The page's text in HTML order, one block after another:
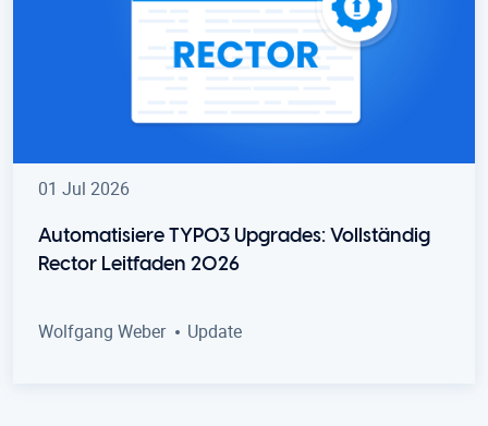
01 Jul 2026
Automatisiere TYPO3 Upgrades: Vollständig
Rector Leitfaden 2026
Wolfgang Weber Update